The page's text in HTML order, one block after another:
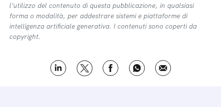
l’utilizzo del contenuto di questa pubblicazione, in qualsiasi
forma o modalità, per addestrare sistemi e piattaforme di
intelligenza artificiale generativa. I contenuti sono coperti da
copyright.